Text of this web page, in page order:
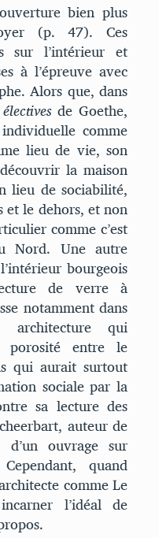
bien plus
(p. 47). Ces
sur l’intérieur et
à l’épreuve avec
Alors que, dans
de Goethe,
comme
lieu de vie, son
la maison
lieu de sociabilité,
et le dehors, et non
comme c’est
Nord. Une autre
bourgeois
de verre à
notamment dans
architecture qui
porosité entre le
qui aurait surtout
sociale par la
sa lecture des
auteur de
d’un ouvrage sur
quand
comme Le
l’idéal de